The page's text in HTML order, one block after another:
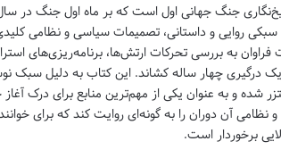
سبکی روایی و داستانی، تصمیمات سیاسی و نظامی
به بررسی تحرکات ارتش‌ها، برنامه‌ریزی‌های
یک درگیری چهار ساله کشاند. این کتاب به دلیل سبک
شده و به عنوان یکی از مهم‌ترین منابع برای درک
آن دوران را به گونه‌ای روایت کند که برای
برخوردار است.